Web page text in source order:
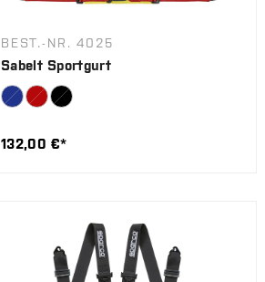
BEST.-NR. 4025
Sabelt Sportgurt
132,00 €*